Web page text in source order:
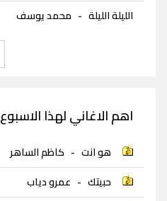
الليلة الليلة - محمد يوسف
اهم الاغاني لهذا الاسبوع
هو انت - كاظم الساهر
حبيتك - عمرو دياب